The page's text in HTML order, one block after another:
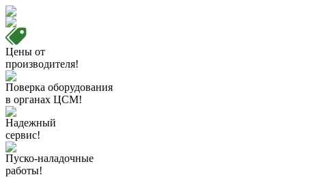
Цены от
производителя!
Поверка оборудования
в органах ЦСМ!
Надежный
сервис!
Пуско-наладочные
работы!